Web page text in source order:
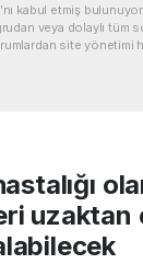
kabul etmiş
veya dolaylı tüm
site yönetimi
uzaktan